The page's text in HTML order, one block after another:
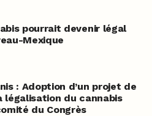
pourrait devenir légal
Mexique
: Adoption d’un projet de
légalisation du cannabis
du Congrès